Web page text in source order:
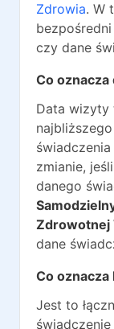
Zdrowia. W
czy dane
Co
Data wizyty
zmianie,
danego
Zdrowotnej
dane
Co
Jest to